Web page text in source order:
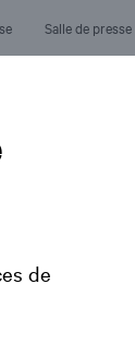
Salle de presse
de